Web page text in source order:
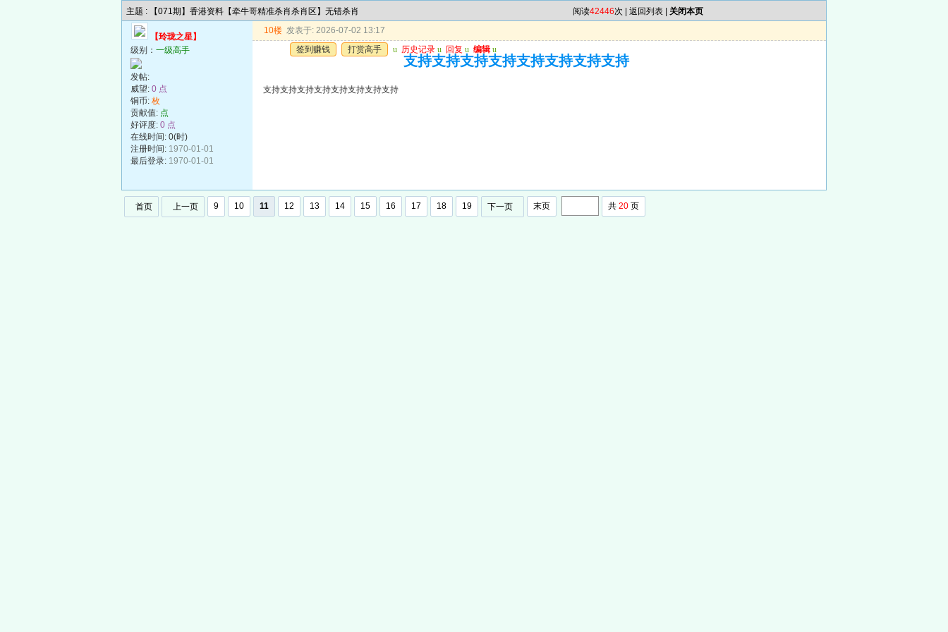
主题 : 【071期】香港资料【牵牛哥精准杀肖杀肖区】无错杀肖 阅读42446次 | 返回列表 关闭本页
【玲珑之星】
级别： 一级高手
发帖:
威望: 0 点
铜币: 枚
贡献值: 点
好评度: 0 点
在线时间: 0(时)
注册时间: 1970-01-01
最后登录: 1970-01-01
10楼 发表于: 2026-07-02 13:17
签到赚钱
打赏高手 u 历史记录 u 回复 u 编辑 u
支持支持支持支持支持支持支持支持
支持支持支持支持支持支持支持支持
首页 上一页 9 10 11 12 13 14 15 16 17 18 19 下一页 末页 共 20 页